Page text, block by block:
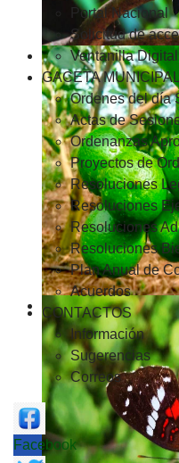
Portal Nacional
Solicitud de
Ventanilla
GACETA MUNICIPAL
Ordenes del día
Actas de
Ordenanzas
Proyectos de
Resoluciones
Resoluciones
Resoluciones
Resoluciones
Plan Anual de
Acuerdos
CONTACTOS
Información
Sugerencias
Correos
Facebook